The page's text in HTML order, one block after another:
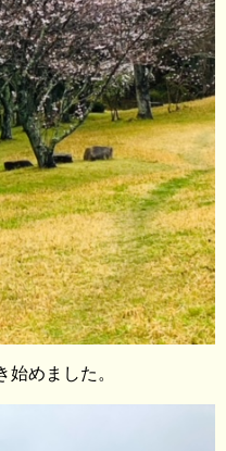
めました。